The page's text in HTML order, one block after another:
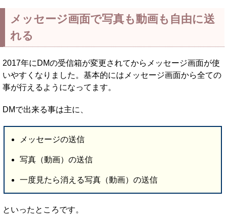
メッセージ画面で写真も動画も自由に送
れる
2017年にDMの受信箱が変更されてからメッセージ画面が使
いやすくなりました。基本的にはメッセージ画面から全ての
事が行えるようになってます。
DMで出来る事は主に、
メッセージの送信
写真（動画）の送信
一度見たら消える写真（動画）の送信
といったところです。